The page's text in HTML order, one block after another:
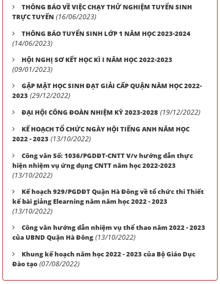
THÔNG BÁO VỀ VIỆC CHẠY THỬ NGHIỆM TUYỂN SINH
TRỰC TUYẾN (16/06/2023)
THÔNG BÁO TUYỂN SINH LỚP 1 NĂM HỌC 2023-2024
(14/06/2023)
HỘI NGHỊ SƠ KẾT HỌC KÌ I NĂM HỌC 2022-2023
(09/01/2023)
GẶP MẶT HỌC SINH ĐẠT GIẢI CẤP QUẬN NĂM HỌC 2022-
2023 (29/12/2022)
ĐẠI HỘI CÔNG ĐOÀN NHIỆM KỲ 2023-2028 (19/12/2022)
KẾ HOẠCH TỔ CHỨC NGÀY HỘI TIẾNG ANH NĂM HỌC
2022 - 2023 (13/10/2022)
Công văn Số: 1036/PGDĐT-CNTT V/v hướng dẫn thực
hiện nhiệm vụ ứng dụng CNTT năm học 2022-2023
(13/10/2022)
Kế hoạch 929/PGDĐT Quận Hà Đông về tổ chức thi Thiết
kế bài giảng Elearning năm năm học 2022 - 2023
(13/10/2022)
Công văn hướng dẫn nhiệm vụ thể thao năm 2022 - 2023
của UBND Quận Hà Đông (13/10/2022)
Khung kế hoạch năm học 2022 - 2023 của Bộ Giáo Dục
Đào tạo (07/08/2022)